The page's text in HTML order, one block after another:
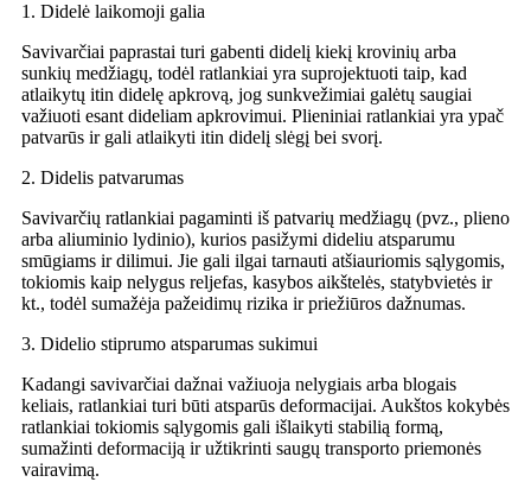
1. Didelė laikomoji galia
Savivarčiai paprastai turi gabenti didelį kiekį krovinių arba
sunkių medžiagų, todėl ratlankiai yra suprojektuoti taip, kad
atlaikytų itin didelę apkrovą, jog sunkvežimiai galėtų saugiai
važiuoti esant dideliam apkrovimui. Plieniniai ratlankiai yra ypač
patvarūs ir gali atlaikyti itin didelį slėgį bei svorį.
2. Didelis patvarumas
Savivarčių ratlankiai pagaminti iš patvarių medžiagų (pvz., plieno
arba aliuminio lydinio), kurios pasižymi dideliu atsparumu
smūgiams ir dilimui. Jie gali ilgai tarnauti atšiauriomis sąlygomis,
tokiomis kaip nelygus reljefas, kasybos aikštelės, statybvietės ir
kt., todėl sumažėja pažeidimų rizika ir priežiūros dažnumas.
3. Didelio stiprumo atsparumas sukimui
Kadangi savivarčiai dažnai važiuoja nelygiais arba blogais
keliais, ratlankiai turi būti atsparūs deformacijai. Aukštos kokybės
ratlankiai tokiomis sąlygomis gali išlaikyti stabilią formą,
sumažinti deformaciją ir užtikrinti saugų transporto priemonės
vairavimą.